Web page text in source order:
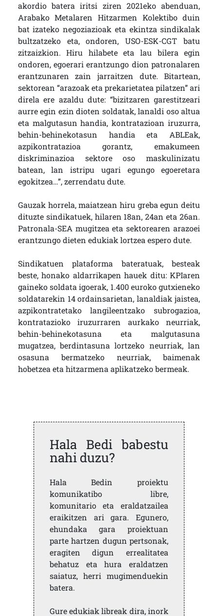
akordio batera iritsi ziren 2021eko abenduan,
Arabako Metalaren Hitzarmen Kolektibo duin
bat izateko negoziazioak eta ekintza sindikalak
bultzatzeko eta, ondoren, USO-ESK-CGT batu
zitzaizkion. Hiru hilabete eta lau bilera egin
ondoren, egoerari erantzungo dion patronalaren
erantzunaren zain jarraitzen dute. Bitartean,
sektorean “arazoak eta prekarietatea pilatzen” ari
direla ere azaldu dute: “bizitzaren garestitzeari
aurre egin ezin dioten soldatak, lanaldi oso altua
eta malgutasun handia, kontratazioan iruzurra,
behin-behinekotasun handia eta ABLEak,
azpikontratazioa gorantz, emakumeen
diskriminazioa sektore oso maskulinizatu
batean, lan istripu ugari egungo egoeretara
egokitzea…”, zerrendatu dute.
Gauzak horrela, maiatzean hiru greba egun deitu
dituzte sindikatuek, hilaren 18an, 24an eta 26an.
Patronala-SEA mugitzea eta sektorearen arazoei
erantzungo dieten edukiak lortzea espero dute.
Sindikatuen plataforma bateratuak, besteak
beste, honako aldarrikapen hauek ditu: KPIaren
gaineko soldata igoerak, 1.400 euroko gutxieneko
soldatarekin 14 ordainsarietan, lanaldiak jaistea,
azpikontratetako langileentzako subrogazioa,
kontratazioko iruzurraren aurkako neurriak,
behin-behinekotasuna eta malgutasuna
mugatzea, berdintasuna lortzeko neurriak, lan
osasuna bermatzeko neurriak, baimenak
hobetzea eta hitzarmena aplikatzeko bermeak.
Hala Bedi babestu
nahi duzu?
Hala Bedin proiektu
komunikatibo libre,
komunitario eta eraldatzailea
eraikitzen ari gara. Egunero,
ehundaka gara proiektuan
parte hartzen dugun pertsonak,
eragiten digun errealitatea
behatuz eta hura eraldatzen
saiatuz, herri mugimenduekin
batera.
Gure edukiak libreak dira, inork